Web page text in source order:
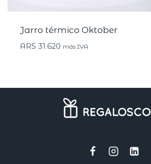
Jarro térmico Oktober
ARS 31.620 más IVA